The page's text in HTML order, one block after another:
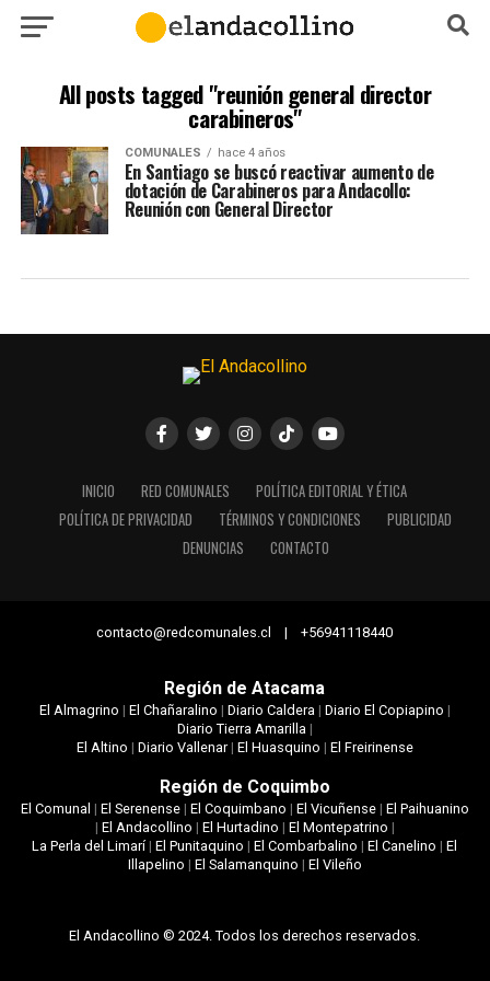
All posts tagged "reunión general director
carabineros"
COMUNALES hace 4 años
En Santiago se buscó reactivar aumento de
dotación de Carabineros para Andacollo:
Reunión con General Director
INICIO RED COMUNALES
POLÍTICA EDITORIAL Y ÉTICA
POLÍTICA DE PRIVACIDAD
TÉRMINOS Y CONDICIONES
PUBLICIDAD
DENUNCIAS
CONTACTO
contacto@redcomunales.cl | +56941118440
Región de Atacama
El Almagrino | El Chañaralino | Diario Caldera| Diario El Copiapino |
Diario Tierra Amarilla|
El Altino | Diario Vallenar| El Huasquino | El Freirinense
Región de Coquimbo
El Comunal | El Serenense| El Coquimbano | El Vicuñense| El Paihuanino
| El Andacollino | El Hurtadino | El Montepatrino |
La Perla del Limarí|El Punitaquino |El Combarbalino |El Canelino |El
Illapelino | El Salamanquino | El Vileño
El Andacollino © 2024. Todos los derechos reservados.